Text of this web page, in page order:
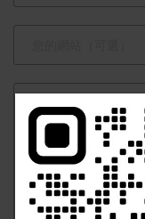
請加
中
Https://